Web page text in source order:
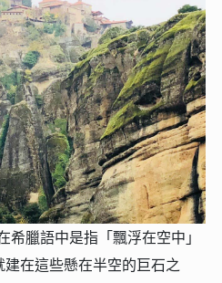
希臘語中是指「飄浮在空中」
在這些懸在半空的巨石之